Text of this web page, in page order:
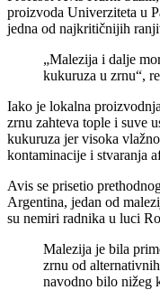
proizvoda Univerziteta u
jedna od najkritičnijih
„Malezija i dalje
kukuruza u zrnu“,
Iako je lokalna
zrnu zahteva tople i suve
kukuruza jer visoka
kontaminacije i stvaranja
Avis se prisetio
Argentina, jedan od
su nemiri radnika u luci
Malezija je bila
zrnu od
navodno bilo nižeg